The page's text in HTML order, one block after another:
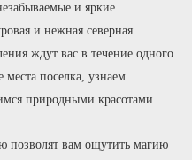
и яркие
и нежная северная
ждут вас в течение одного
поселка, узнаем
природными красотами.
позволят вам ощутить магию